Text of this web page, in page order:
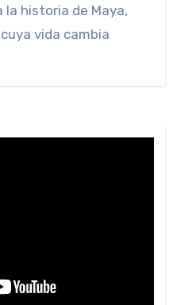
historia de Maya,
vida cambia